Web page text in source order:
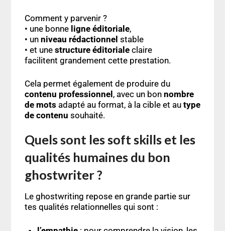
Comment y parvenir ?
• une bonne ligne éditoriale,
• un niveau rédactionnel stable
• et une structure éditorialeclaire
facilitent grandement cette prestation.
Cela permet également de produire du
contenu professionnel , avec un bon nombre
de mots adapté au format, à la cible et au type
de contenu souhaité.
Quels sont les soft skills et les
qualités humaines du bon
ghostwriter ?
Le ghostwriting repose en grande partie sur
tes qualités relationnelles qui sont :